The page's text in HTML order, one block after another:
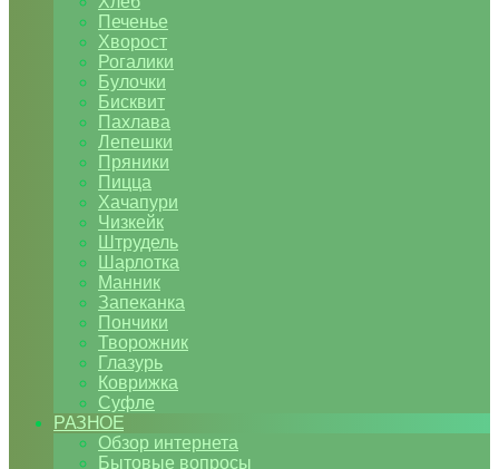
Печенье
Хворост
Рогалики
Булочки
Бисквит
Пахлава
Лепешки
Пряники
Пицца
Хачапури
Чизкейк
Штрудель
Шарлотка
Манник
Запеканка
Пончики
Творожник
Глазурь
Коврижка
Суфле
РАЗНОЕ
Обзор интернета
Бытовые вопросы